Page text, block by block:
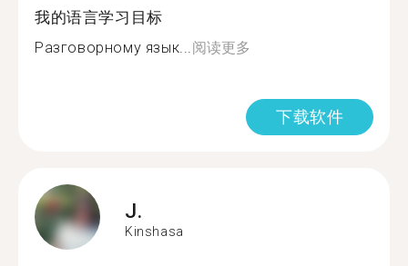
我的语言学习目标
Разговорному язык...阅读更多
下载软件
J.
Kinshasa